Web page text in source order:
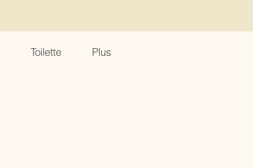
Toilette Plus